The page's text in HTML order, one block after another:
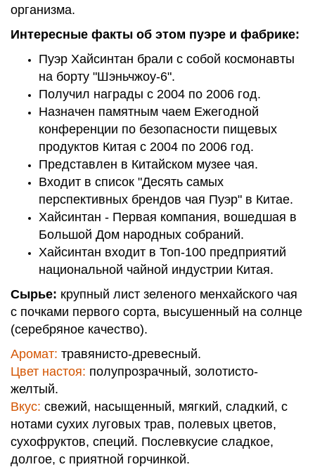
организма.
Интересные факты об этом пуэре и фабрике:
Пуэр Хайсинтан брали с собой космонавты
на борту "Шэньчжоу-6".
Получил награды с 2004 по 2006 год.
Назначен памятным чаем Ежегодной
конференции по безопасности пищевых
продуктов Китая с 2004 по 2006 год.
Представлен в Китайском музее чая.
Входит в список "Десять самых
перспективных брендов чая Пуэр" в Китае.
Хайсинтан - Первая компания, вошедшая в
Большой Дом народных собраний.
Хайсинтан входит в Топ-100 предприятий
национальной чайной индустрии Китая.
Сырье: крупный лист зеленого менхайского чая
с почками первого сорта, высушенный на солнце
(серебряное качество).
Аромат: травянисто-древесный.
Цвет настоя: полупрозрачный, золотисто-
желтый.
Вкус: свежий, насыщенный, мягкий, сладкий, с
нотами сухих луговых трав, полевых цветов,
сухофруктов, специй. Послевкусие сладкое,
долгое, с приятной горчинкой.